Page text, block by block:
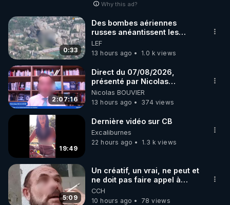
Why this ad?
0:33
Des bombes aériennes
russes anéantissent les
centres de contrôle de
drones de 3 brigades
ukrainienne
LEF
13 hours ago
1.0 k views
2:07:16
Direct du 07/08/2026,
présenté par Nicolas
BOUVIER
Nicolas BOUVIER
13 hours ago
374 views
19:49
Dernière vidéo sur CB
Excaliburnes
22 hours ago
1.3 k views
5:09
Un créatif, un vrai, ne peut et
ne doit pas faire appel à
l'intelligence artificielle
CCH
10 hours ago
78 views